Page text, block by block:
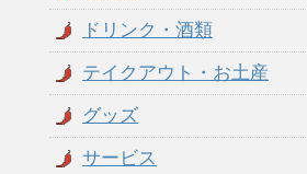
ドリンク・酒類
テイクアウト・お土産
グッズ
サービス